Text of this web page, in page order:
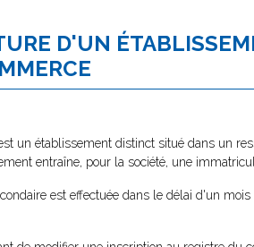
D'UN
un établissement distinct situé dans un
entraîne, pour la société, une
est effectuée dans le délai d'un